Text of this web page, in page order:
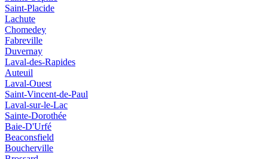
Saint-Placide
Lachute
Chomedey
Fabreville
Duvernay
Laval-des-Rapides
Auteuil
Laval-Ouest
Saint-Vincent-de-Paul
Laval-sur-le-Lac
Sainte-Dorothée
Baie-D'Urfé
Beaconsfield
Boucherville